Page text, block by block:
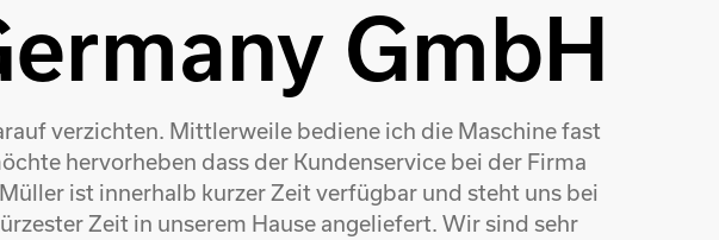
GmbH
verzichten. Mittlerweile bediene ich die Maschine fast
hervorheben dass der Kundenservice bei der Firma
ist innerhalb kurzer Zeit verfügbar und steht uns bei
Zeit in unserem Hause angeliefert. Wir sind sehr